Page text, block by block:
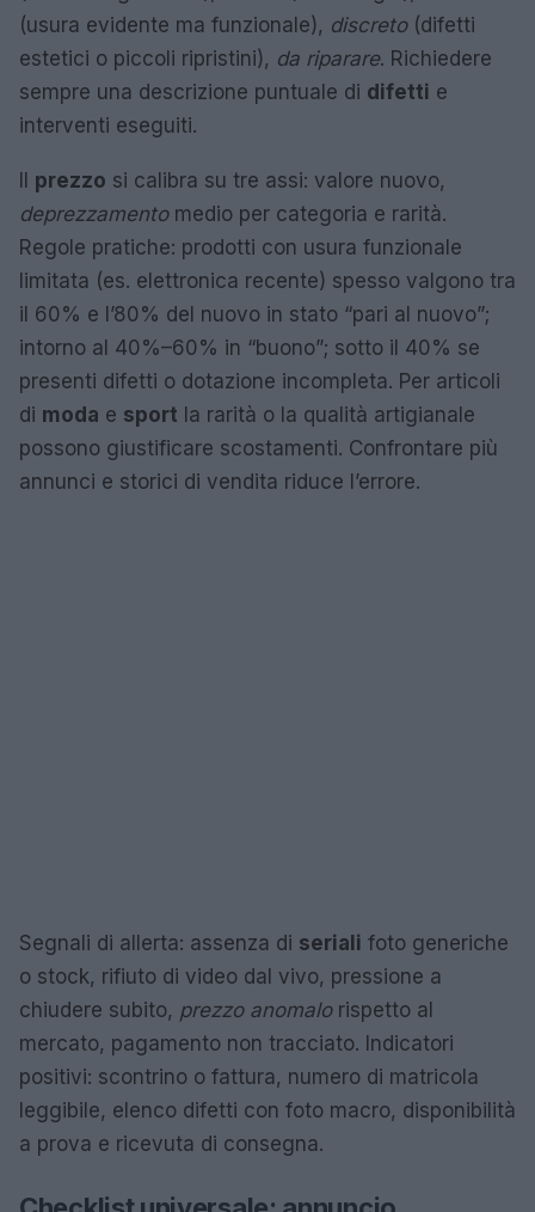
(usura evidente ma funzionale), discreto(difetti
estetici o piccoli ripristini), da riparare. Richiedere
sempre una descrizione puntuale di difetti e
interventi eseguiti.
prezzo si calibra su tre assi: valore nuovo,
deprezzamentomedio per categoria e rarità.
Regole pratiche: prodotti con usura funzionale
limitata (es. elettronica recente) spesso valgono tra
il 60% e l’80% del nuovo in stato “pari al nuovo”;
intorno al 40%–60% in “buono”; sotto il 40% se
presenti difetti o dotazione incompleta. Per articoli
di moda e sport la rarità o la qualità artigianale
possono giustificare scostamenti. Confrontare più
annunci e storici di vendita riduce l’errore.
Segnali di allerta: assenza di seriali foto generiche
o stock, rifiuto di video dal vivo, pressione a
chiudere subito, prezzo anomalorispetto al
mercato, pagamento non tracciato. Indicatori
positivi: scontrino o fattura, numero di matricola
leggibile, elenco difetti con foto macro, disponibilità
a prova e ricevuta di consegna.